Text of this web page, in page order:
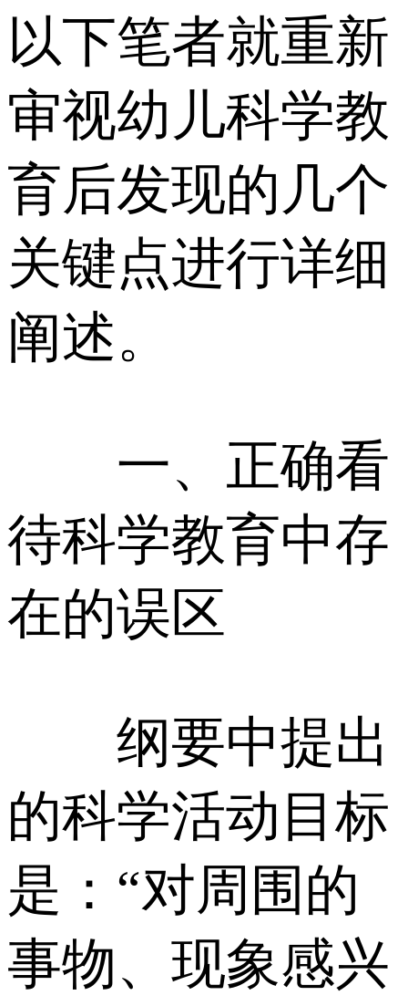
以下笔者就重新
审视幼儿科学教
育后发现的几个
关键点进行详细
阐述。
一、正确看
待科学教育中存
在的误区
纲要中提出
的科学活动目标
是：“对周围的
事物、现象感兴